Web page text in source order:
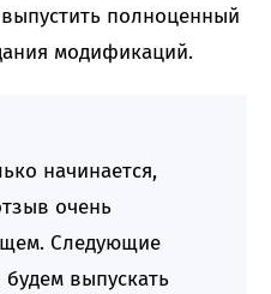
полноценный
модификаций.
начинается,
очень
Следующие
выпускать